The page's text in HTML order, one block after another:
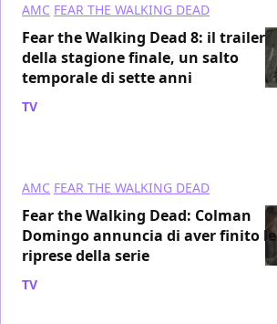
AMC FEAR THE WALKING DEAD
Fear the Walking Dead 8: il trailer
della stagione finale, un salto
temporale di sette anni
TV
AMC FEAR THE WALKING DEAD
Fear the Walking Dead: Colman
Domingo annuncia di aver finito le
riprese della serie
TV